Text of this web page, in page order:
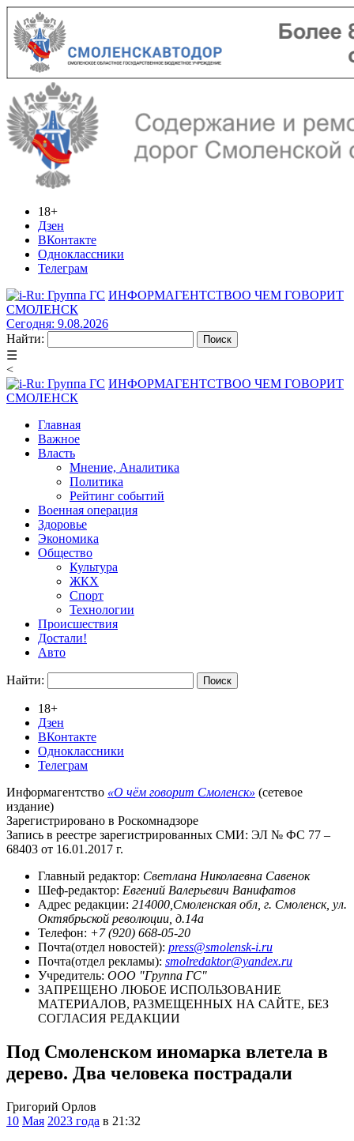
18+
Дзен
ВКонтакте
Одноклассники
Телеграм
ИНФОРМАГЕНТСТВОО ЧЕМ ГОВОРИТ
СМОЛЕНСК
Сегодня: 9.08.2026
Найти:
☰
<
ИНФОРМАГЕНТСТВОО ЧЕМ ГОВОРИТ
СМОЛЕНСК
Главная
Важное
Власть
Мнение, Аналитика
Политика
Рейтинг событий
Военная операция
Здоровье
Экономика
Общество
Культура
ЖКХ
Спорт
Технологии
Происшествия
Достали!
Авто
Найти:
18+
Дзен
ВКонтакте
Одноклассники
Телеграм
Информагентство «О чём говорит Смоленск» (сетевое
издание)
Зарегистрировано в Роскомнадзоре
Запись в реестре зарегистрированных СМИ: ЭЛ № ФС 77 –
68403 от 16.01.2017 г.
Главный редактор: Светлана Николаевна Савенок
Шеф-редактор: Евгений Валерьевич Ванифатов
Адрес редакции: 214000,Смоленская обл, г. Смоленск, ул.
Октябрьской революции, д.14а
Телефон: +7 (920) 668-05-20
Почта(отдел новостей): press@smolensk-i.ru
Почта(отдел рекламы): smolredaktor@yandex.ru
Учредитель: ООО "Группа ГС"
ЗАПРЕЩЕНО ЛЮБОЕ ИСПОЛЬЗОВАНИЕ
МАТЕРИАЛОВ, РАЗМЕЩЕННЫХ НА САЙТЕ, БЕЗ
СОГЛАСИЯ РЕДАКЦИИ
Под Смоленском иномарка влетела в
дерево. Два человека пострадали
Григорий Орлов
10 Мая 2023 года в 21:32